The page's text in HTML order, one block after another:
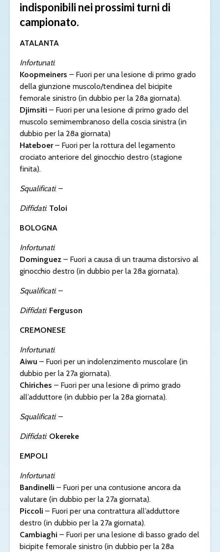
indisponibili nei prossimi turni di
campionato.
ATALANTA
Infortunati:
Koopmeiners – Fuori per una lesione di primo grado
della giunzione muscolo/tendinea del bicipite
femorale sinistro (in dubbio per la 28a giornata).
Djimsiti – Fuori per una lesione di primo grado del
muscolo semimembranoso della coscia sinistra (in
dubbio per la 28a giornata)
Hateboer– Fuori per la rottura del legamento
crociato anteriore del ginocchio destro (stagione
finita).
Squalificati: –
Diffidati: Toloi
BOLOGNA
Infortunati:
Dominguez – Fuori a causa di un trauma distorsivo al
ginocchio destro (in dubbio per la 28a giornata).
Squalificati: –
Diffidati: Ferguson
CREMONESE
Infortunati:
Aiwu – Fuori per un indolenzimento muscolare (in
dubbio per la 27a giornata).
Chiriches – Fuori per una lesione di primo grado
all’adduttore (in dubbio per la 28a giornata).
Squalificati: –
Diffidati: Okereke
EMPOLI
Infortunati:
Bandinelli – Fuori per una contusione ancora da
valutare (in dubbio per la 27a giornata).
Piccoli – Fuori per una contrattura all’adduttore
destro (in dubbio per la 27a giornata).
Cambiaghi – Fuori per una lesione di basso grado del
bicipite femorale sinistro (in dubbio per la 28a